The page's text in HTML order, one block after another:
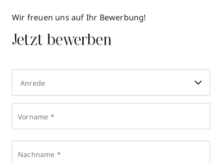
Wir freuen uns auf Ihr Bewerbung!
Jetzt bewerben
Anrede
Vorname *
Nachname *